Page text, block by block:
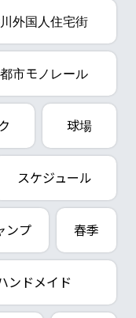
外国人住宅街
市モノレール
球場
スケジュール
ンプ 春季
ンドメイド